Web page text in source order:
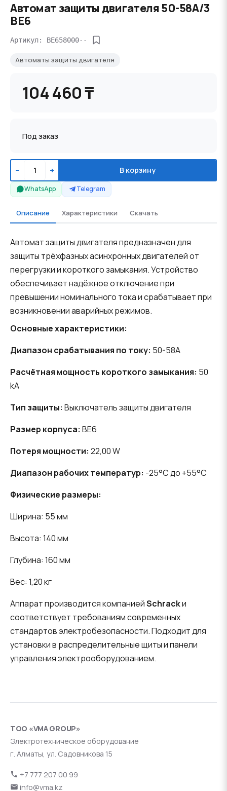
Автомат защиты двигателя 50-58A/3
BE6
Артикул: BE658000--
Автоматы защиты двигателя
104 460 ₸
Под заказ
− + В корзину
WhatsApp Telegram
Описание Характеристики Скачать
Автомат защиты двигателя предназначен для
защиты трёхфазных асинхронных двигателей от
перегрузки и короткого замыкания. Устройство
обеспечивает надёжное отключение при
превышении номинального тока и срабатывает при
возникновении аварийных режимов.
Основные характеристики:
Диапазон срабатывания по току: 50-58A
Расчётная мощность короткого замыкания: 50
kA
Тип защиты: Выключатель защиты двигателя
Размер корпуса: BE6
Потеря мощности: 22,00 W
Диапазон рабочих температур: -25°C до +55°C
Физические размеры:
Ширина: 55 мм
Высота: 140 мм
Глубина: 160 мм
Вес: 1,20 кг
Аппарат производится компаниейSchrackи
соответствует требованиям современных
стандартов электробезопасности. Подходит для
установки в распределительные щиты и панели
управления электрооборудованием.
ТОО «VMA GROUP»
Электротехническое оборудование
г. Алматы, ул. Садовникова 15
+7 777 207 00 99
info@vma.kz